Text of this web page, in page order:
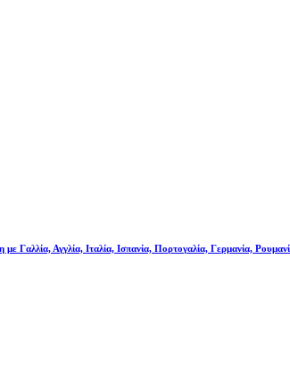
Γαλλία, Αγγλία, Ιταλία, Ισπανία, Πορτογαλία, Γερμανία,